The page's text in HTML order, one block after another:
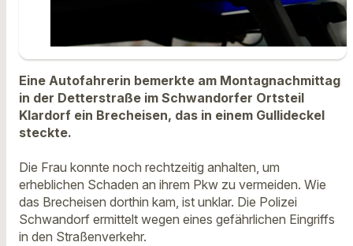
Eine Autofahrerin bemerkte am Montagnachmittag
in der Detterstraße im Schwandorfer Ortsteil
Klardorf ein Brecheisen, das in einem Gullideckel
steckte.
Die Frau konnte noch rechtzeitig anhalten, um
erheblichen Schaden an ihrem Pkw zu vermeiden. Wie
das Brecheisen dorthin kam, ist unklar. Die Polizei
Schwandorf ermittelt wegen eines gefährlichen Eingriffs
in den Straßenverkehr.